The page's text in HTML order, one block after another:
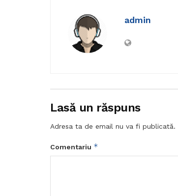
admin
Lasă un răspuns
Adresa ta de email nu va fi publicată.
Comentariu *